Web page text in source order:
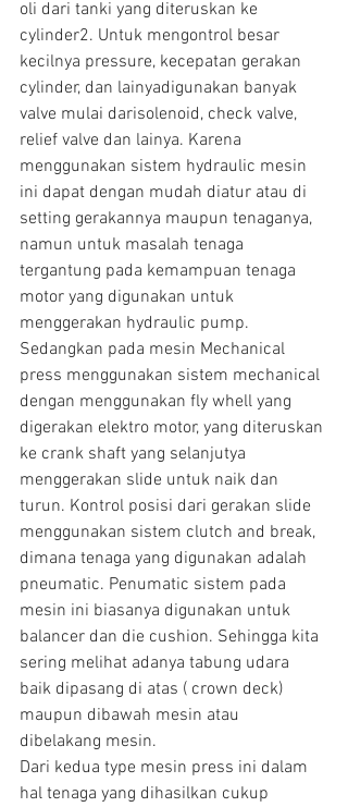
oli dari tanki yang diteruskan ke
cylinder2. Untuk mengontrol besar
kecilnya pressure, kecepatan gerakan
cylinder, dan lainyadigunakan banyak
valve mulai darisolenoid, check valve,
relief valve dan lainya. Karena
menggunakan sistem hydraulic mesin
ini dapat dengan mudah diatur atau di
setting gerakannya maupun tenaganya,
namun untuk masalah tenaga
tergantung pada kemampuan tenaga
motor yang digunakan untuk
menggerakan hydraulic pump.
Sedangkan pada mesin Mechanical
press menggunakan sistem mechanical
dengan menggunakan fly whell yang
digerakan elektro motor, yang diteruskan
ke crank shaft yang selanjutya
menggerakan slide untuk naik dan
turun. Kontrol posisi dari gerakan slide
menggunakan sistem clutch and break,
dimana tenaga yang digunakan adalah
pneumatic. Penumatic sistem pada
mesin ini biasanya digunakan untuk
balancer dan die cushion. Sehingga kita
sering melihat adanya tabung udara
baik dipasang di atas ( crown deck)
maupun dibawah mesin atau
dibelakang mesin.
Dari kedua type mesin press ini dalam
hal tenaga yang dihasilkan cukup